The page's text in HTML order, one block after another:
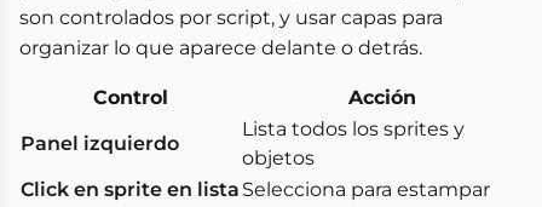
son controlados por script, y usar capas para
organizar lo que aparece delante o detrás.
Control
Acción
Panel izquierdo
Lista todos los sprites y
objetos
Click en sprite en lista Selecciona para estampar